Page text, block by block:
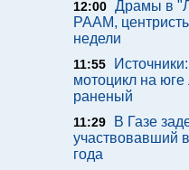
12:00 Драмы в
РААМ,
недели
11:55
мотоцикл на
раненый
11:29
В Газе
участвовавший
года